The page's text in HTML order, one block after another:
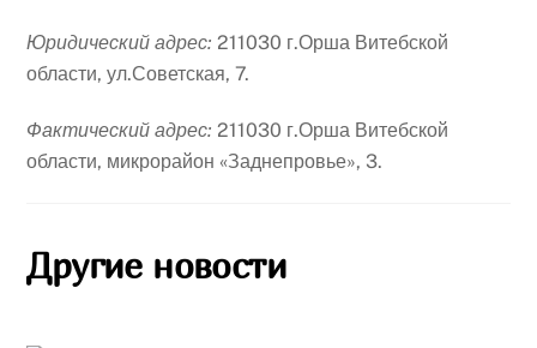
Юридический адрес:211030 г.Орша Витебской
области, ул.Советская, 7.
Фактический адрес:211030 г.Орша Витебской
области, микрорайон «Заднепровье», 3.
Другие новости